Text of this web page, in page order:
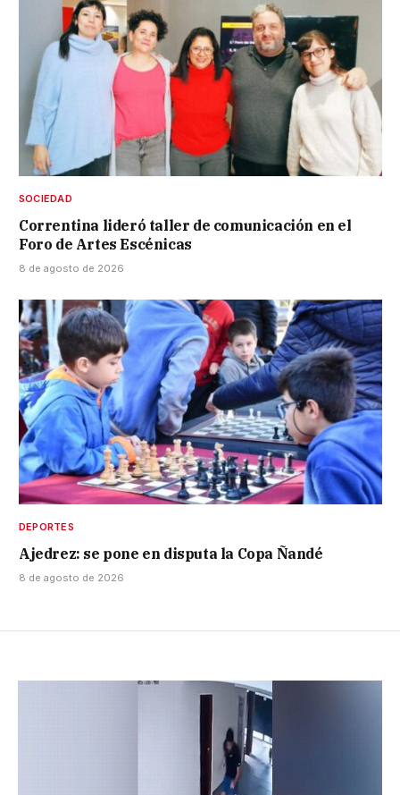
SOCIEDAD
Correntina lideró taller de comunicación en el
Foro de Artes Escénicas
8 de agosto de 2026
DEPORTES
Ajedrez: se pone en disputa la Copa Ñandé
8 de agosto de 2026